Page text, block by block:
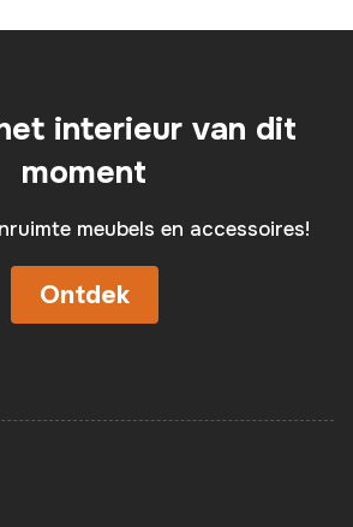
interieur van dit
moment
meubels en accessoires!
Ontdek